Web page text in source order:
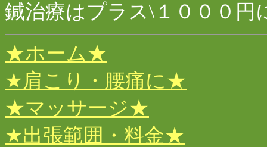
鍼治療はプラス\ １０００円
★ホーム★
★肩こり・腰痛に★
★マッサージ★
★出張範囲・料金★